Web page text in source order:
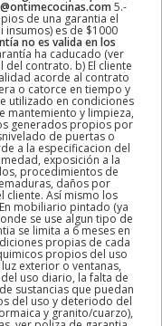
5.-
de una garantia el
es de $1000
no es valida en los
ha caducado (ver
contrato. b) El cliente
acorde al contrato
o catorce en tiempo y
utilizado en condiciones
mantemiento y limpieza,
generados propios por
de puertas o
a la especificacion del
exposición a la
procedimientos de
daños por
cliente. Así mismo los
mobiliario pintado (ya
se use algun tipo de
se limita a 6 meses en
propias de cada
propios del uso
exterior o ventanas,
uso diario, la falta de
sustancias que puedan
del uso y deteriodo del
y granito/cuarzo),